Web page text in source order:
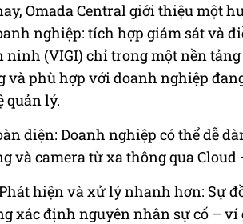
Omada Central giới thiệu một
nghiệp: tích hợp giám sát và
ninh (VIGI) chỉ trong một nền
và phù hợp với doanh nghiệp
quản lý.
diện: Doanh nghiệp có thể dễ
và camera từ xa thông qua
hiện và xử lý nhanh hơn: Sự
xác định nguyên nhân sự cố –